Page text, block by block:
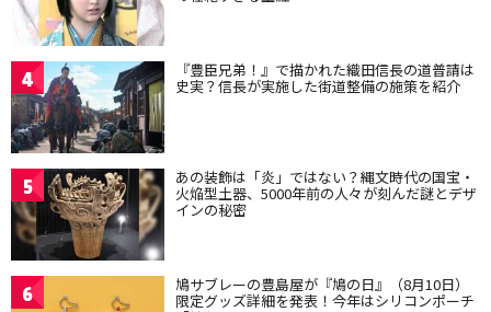
4 『豊臣兄弟！』で描かれた織田信長の道普請は
史実？信長が実施した街道整備の施策を紹介
5 あの装飾は「炎」ではない？縄文時代の国宝・
火焔型土器、5000年前の人々が刻んだ謎とデザ
インの秘密
6 鳩サブレーの豊島屋が『鳩の日』（8月10日）
限定グッズ詳細を発表！今年はシリコンポーチ